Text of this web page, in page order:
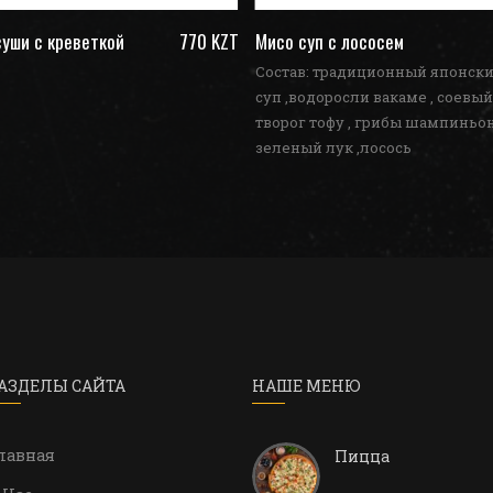
с креветкой 770 KZT Мисо суп с лососем
Состав: традиционный
суп ,водоросли вакаме , соевый
творог тофу , грибы
зеленый лук ,лосось
САЙТА НАШЕ МЕНЮ
Пицца